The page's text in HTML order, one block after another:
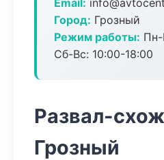
Email:
Город: Грозный
Режим работы: Пн-
Сб-Вс: 10:00-18:00
Развал-
Грозный